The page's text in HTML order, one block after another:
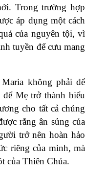
Trong trường hợp
áp dụng một cách
của nguyên tội, vì
tuyền để cưu mang
không phải để
Mẹ trở thành biểu
cho tất cả chúng
rằng ân sủng của
trở nên hoàn hảo
riêng của mình, mà
của Thiên Chúa.